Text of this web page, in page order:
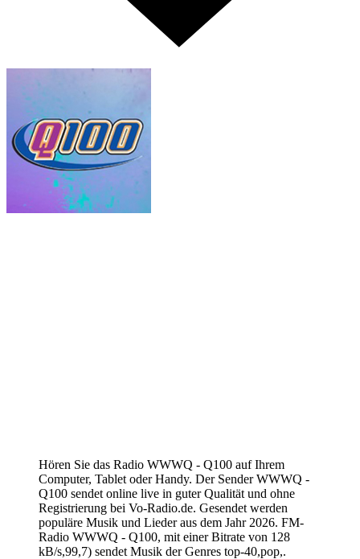
Hören Sie das Radio WWWQ - Q100 auf Ihrem
Computer, Tablet oder Handy. Der Sender WWWQ -
Q100 sendet online live in guter Qualität und ohne
Registrierung bei Vo-Radio.de. Gesendet werden
populäre Musik und Lieder aus dem Jahr 2026. FM-
Radio WWWQ - Q100, mit einer Bitrate von 128
kB/s,99,7) sendet Musik der Genres top-40,pop,.